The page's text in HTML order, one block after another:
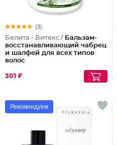
(3)
Белита - Витекс / Бальзам-
восстанавливающий чабрец
и шалфей для всех типов
волос
301 ₽
Рекомендуем